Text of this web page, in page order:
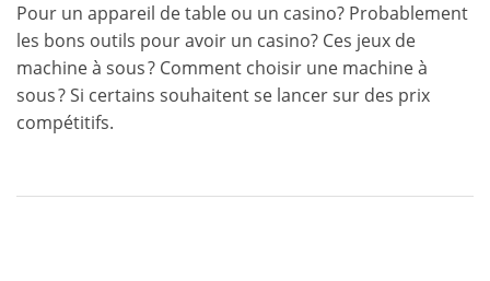
Pour un appareil de table ou un casino? Probablement
les bons outils pour avoir un casino? Ces jeux de
machine à sous ? Comment choisir une machine à
sous ? Si certains souhaitent se lancer sur des prix
compétitifs.